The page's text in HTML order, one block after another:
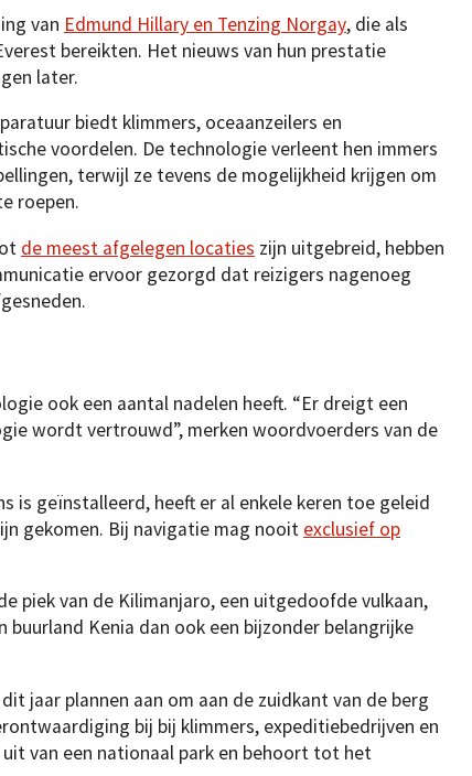
van Edmund Hillary en Tenzing Norgay, die als
bereikten. Het nieuws van hun prestatie
later.
biedt klimmers, oceaanzeilers en
voordelen. De technologie verleent hen immers
terwijl ze tevens de mogelijkheid krijgen om
roepen.
de meest afgelegen locaties zijn uitgebreid, hebben
ervoor gezorgd dat reizigers nagenoeg
ook een aantal nadelen heeft. “Er dreigt een
wordt vertrouwd”, merken woordvoerders van de
is geïnstalleerd, heeft er al enkele keren toe geleid
gekomen. Bij navigatie mag nooit exclusief op
piek van de Kilimanjaro, een uitgedoofde vulkaan,
buurland Kenia dan ook een bijzonder belangrijke
jaar plannen aan om aan de zuidkant van de berg
bij bij klimmers, expeditiebedrijven en
van een nationaal park en behoort tot het